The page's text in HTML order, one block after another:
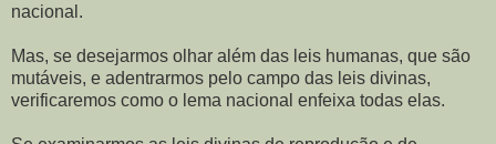
nacional.
Mas, se desejarmos olhar além das leis humanas, que são
mutáveis, e adentrarmos pelo campo das leis divinas,
verificaremos como o lema nacional enfeixa todas elas.